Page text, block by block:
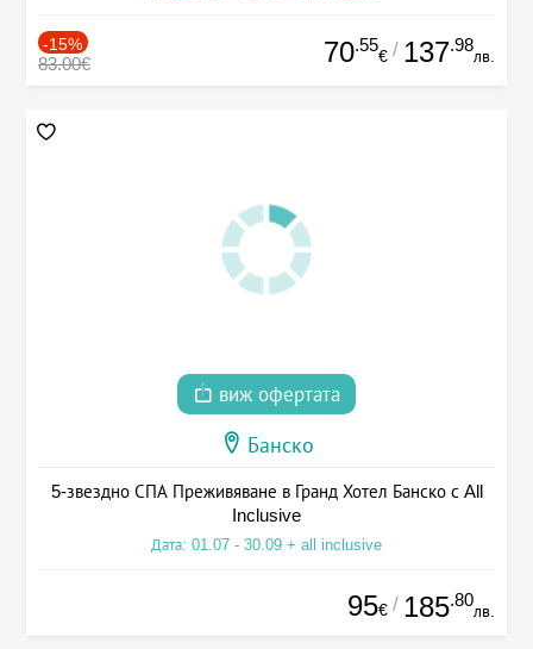
-15%
83.00€ 70.55
€ / 137.98
лв.
виж офертата
Банско
5-звездно СПА Преживяване в Гранд Хотел Банско с All
Inclusive
Дата: 01.07 - 30.09 + all inclusive
95€ / 185.80
лв.